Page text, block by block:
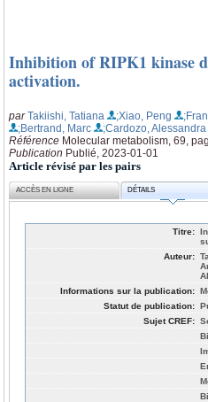
Inhibition of RIPK1 kinase
activation.
parTakiishi, Tatiana ;Xiao, Peng
;Bertrand, Marc
;Cardozo, Alessandra
Référence Molecular metabolism, 69,
Publication Publié, 2023-01-01
Article révisé par les pairs
ACCÈS EN LIGNE DÉTAILS
Titre:
Auteur:
Informations sur la publication:
Statut de publication:
Sujet CREF: